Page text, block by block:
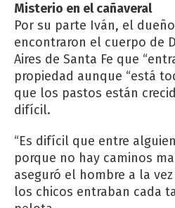
Misterio en el cañaveral
Por su parte Iván, el
encontraron el cuerpo de
Aires de Santa Fe que
propiedad aunque “está
que los pastos están
difícil.
“Es difícil que entre
porque no hay caminos
aseguró el hombre a la
los chicos entraban cada